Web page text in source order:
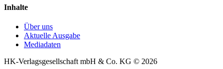
Inhalte
Über uns
Aktuelle Ausgabe
Mediadaten
HK-Verlagsgesellschaft mbH & Co. KG © 2026